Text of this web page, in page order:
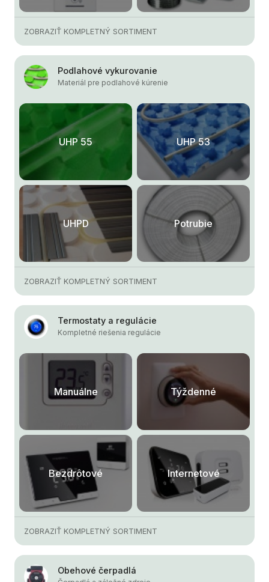
ZOBRAZIŤ KOMPLETNÝ SORTIMENT
Podlahové vykurovanie
Materiál pre podlahové kúrenie
UHP 55 UHP 53
UHPD Potrubie
ZOBRAZIŤ KOMPLETNÝ SORTIMENT
Termostaty a regulácie
Kompletné riešenia regulácie
Manuálne Týždenné
Bezdrôtové Internetové
ZOBRAZIŤ KOMPLETNÝ SORTIMENT
Obehové čerpadlá